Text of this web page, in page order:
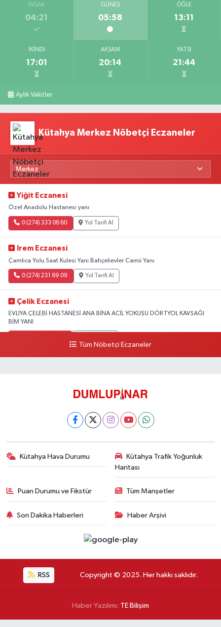
İMSAK
04:21
GÜNEŞ
05:58
ÖĞLE
13:11
İKINDI
17:01
AKŞAM
20:14
YATSI
21:44
Aylık Vakitler
Kütahya Merkez Nöbetçi Eczaneler
Yiğit Eczanesi
Özel Anadolu Hastanesi yanı
0 (274) 333 06 60 Yol Tarifi Al
Irem Eczanesi
Çamlıca Yolu Saat Kulesi Yanı Bahçelievler Camii Yanı
0 (274) 231 69 09 Yol Tarifi Al
Çelik Eczanesi
EVLİYA ÇELEBİ HASTANESİ ANA BİNA ACİL YOKUŞU DÖRTYOL KAVŞAĞI
BİM YANI
Tüm Nöbetçi Eczaneler
Kütahya Hava Durumu
Kütahya Trafik Yoğunluk
Haritası
Puan Durumu ve Fikstür Tüm Manşetler
Son Dakika Haberleri Haber Arşivi
RSS Copyright © 2025. Her hakkı saklıdır.
Haber Yazılımı: TE Bilişim